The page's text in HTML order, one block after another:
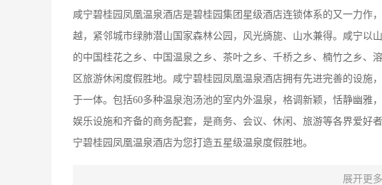
咸宁碧桂园凤凰温泉酒店是碧桂园集团星级酒店连锁体系的又一力作
越，紧邻城市绿肺潜山国家森林公园，风光旖旎、山水兼得。咸宁以
的中国桂花之乡、中国温泉之乡、茶叶之乡、千桥之乡、楠竹之乡、
区旅游休闲度假胜地。咸宁碧桂园凤凰温泉酒店拥有先进完善的设施
于一体。包括60多种温泉泡汤池的室内外温泉，格调新颖，恬静幽雅
娱乐设施和齐备的商务配套，是商务、会议、休闲、旅游等各界爱好
宁碧桂园凤凰温泉酒店为您打造五星级温泉度假胜地。
展开更多